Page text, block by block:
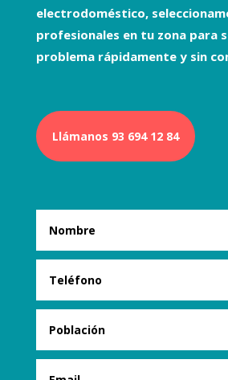
electrodoméstico,
profesionales en tu zona para
problema rápidamente y sin
Llámanos 93 694 12 84